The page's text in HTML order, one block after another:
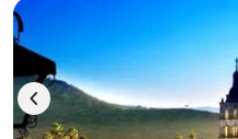
chevron_left